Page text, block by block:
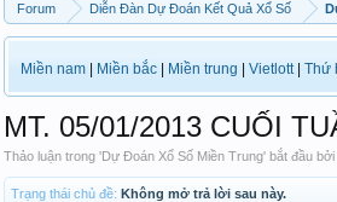
Forum Diễn Đàn Dự Đoán Kết Quả Xổ Số
Miền nam Miền bắc Miền trung Vietlott| Thứ
MT. 05/01/2013 CUỐI
Thảo luận trong 'Dự Đoán Xổ Số Miền Trung' bắt đầu bởi
Trạng thái chủ đề: Không mở trả lời sau này.